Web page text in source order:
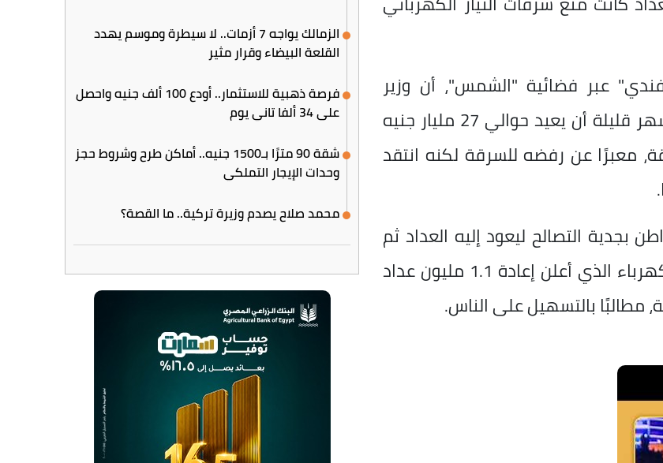
عبر فضائية "الشمس"، أن وزير
الكهرباء الحالي محمود عصمت استطاع في أشهر قليلة أن يعيد حوالي 27 مليار جنيه
معبرًا عن رفضه للسرقة لكنه انتقد
بجدية التصالح ليعود إليه العداد ثم
يكمل إجراءات التصالح، مشيدًا باستجابة وزير الكهرباء الذي أعلن إعادة 1.1 مليون عداد
الزمالك يواجه 7 أزمات.. لا سيطرة وموسم يهدد
القلعة البيضاء وقرار مثير
فرصة ذهبية للاستثمار.. أودع 100 ألف جنيه واحصل
على 34 ألفا تاني يوم
شقة 90 مترًا بـ1500 جنيه.. أماكن طرح وشروط حجز
وحدات الإيجار التملكي
محمد صلاح يصدم وزيرة تركية.. ما القصة؟